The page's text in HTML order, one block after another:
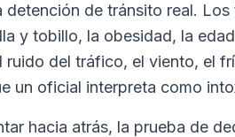
de tránsito real. Los
y tobillo, la obesidad, la
ruido del tráfico, el viento, el
un oficial interpreta como
hacia atrás, la prueba de